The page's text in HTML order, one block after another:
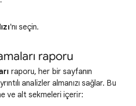
'nı seçin.
raporu
raporu, her bir sayfanın
analizler almanızı sağlar. Bu
ve alt sekmeleri içerir: